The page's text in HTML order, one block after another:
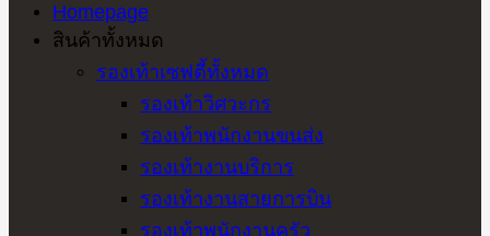
Homepage
สินค้าทั้งหมด
รองเท้าเซฟตี้ทั้งหมด
รองเท้าวิศวะกร
รองเท้าพนักงานขนส่ง
รองเท้างานบริการ
รองเท้างานสายการบิน
รองเท้าพนักงานครัว